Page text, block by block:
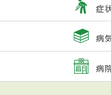
症
病
病